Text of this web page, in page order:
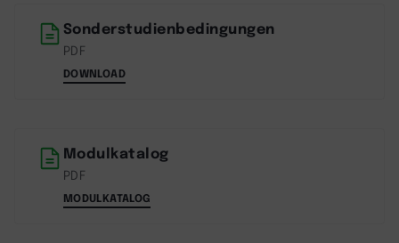
Sonderstudienbedingungen
PDF
DOWNLOAD
Modulkatalog
PDF
MODULKATALOG